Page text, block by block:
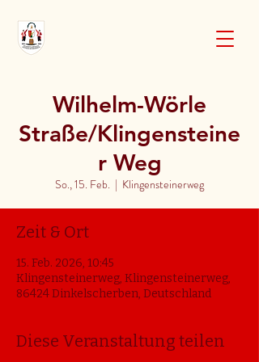
Wilhelm-Wörle
Straße/Klingensteine
r Weg
So., 15. Feb.
  |
Klingensteinerweg
Zeit & Ort
15. Feb. 2026, 10:45
Klingensteinerweg, Klingensteinerweg,
86424 Dinkelscherben, Deutschland
Diese Veranstaltung teilen